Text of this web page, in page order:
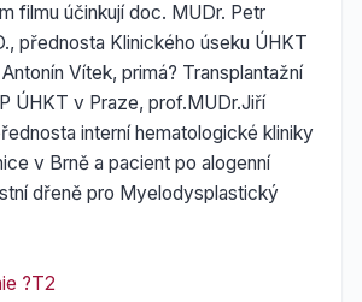
filmu účinkují doc. MUDr. Petr
přednosta Klinického úseku ÚHKT
Vítek, primá? Transplantažní
ÚHKT v Praze, prof.MUDr.Jiří
interní hematologické kliniky
v Brně a pacient po alogenní
dřeně pro Myelodysplastický
?T2